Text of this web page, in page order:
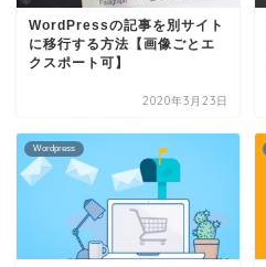
WordPressの記事を別サイト
に移行する方法【画像ごとエ
クスポート可】
2020年3月23日
Wordpress